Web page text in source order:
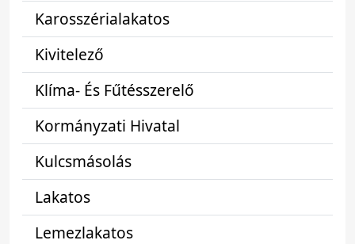
Karosszérialakatos
Kivitelező
Klíma- És Fűtésszerelő
Kormányzati Hivatal
Kulcsmásolás
Lakatos
Lemezlakatos